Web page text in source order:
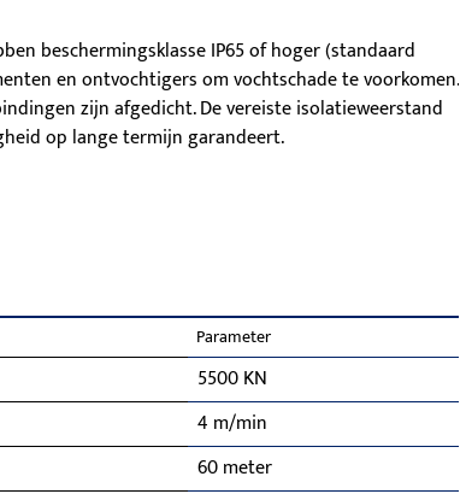
beschermingsklasse IP65 of hoger (standaard
en ontvochtigers om vochtschade te voorkomen.
zijn afgedicht. De vereiste isolatieweerstand
op lange termijn garandeert.
Parameter
5500 KN
4 m/min
60 meter